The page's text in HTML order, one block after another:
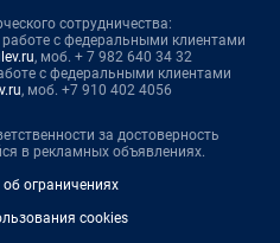
сотрудничества:
с федеральными клиентами
, моб. + 7 982 640 34 32
с федеральными клиентами
, моб. +7 910 402 4056
за достоверность
в рекламных объявлениях.
ограничениях
cookies